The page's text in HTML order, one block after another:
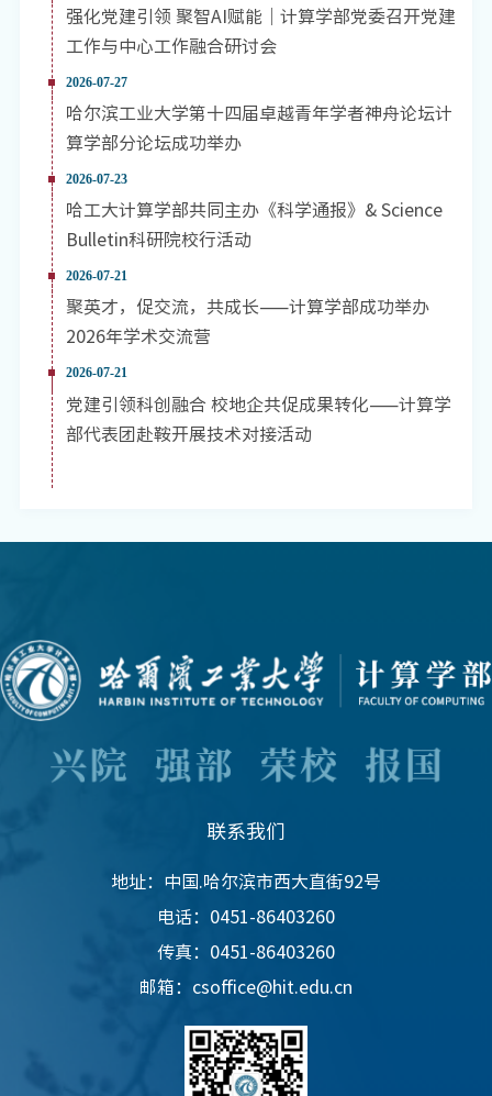
强化党建引领 聚智AI赋能｜计算学部党委召开党建
工作与中心工作融合研讨会
2026-07-27
哈尔滨工业大学第十四届卓越青年学者神舟论坛计
算学部分论坛成功举办
2026-07-23
哈工大计算学部共同主办《科学通报》& Science
Bulletin科研院校行活动
2026-07-21
聚英才，促交流，共成长——计算学部成功举办
2026年学术交流营
2026-07-21
党建引领科创融合 校地企共促成果转化——计算学
部代表团赴鞍开展技术对接活动
联系我们
地址：中国.哈尔滨市西大直街92号
电话：0451-86403260
传真：0451-86403260
邮箱：csoffice@hit.edu.cn